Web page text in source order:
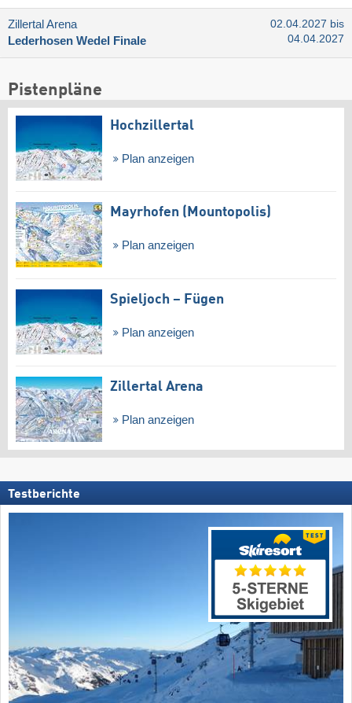
Zillertal Arena
Lederhosen Wedel Finale
02.04.2027 bis
04.04.2027
Pistenpläne
Hochzillertal
Plan anzeigen
Mayrhofen (Mountopolis)
Plan anzeigen
Spieljoch – Fügen
Plan anzeigen
Zillertal Arena
Plan anzeigen
Testberichte